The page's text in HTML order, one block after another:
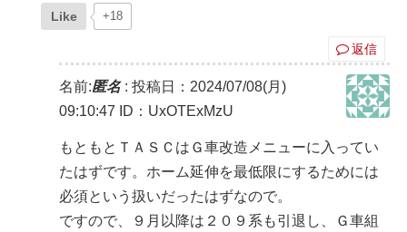
Like +18
返信
名前:匿名: 投稿日：2024/07/08(月)
09:10:47
ID：UxOTExMzU
もともとＴＡＳＣはＧ車改造メニューに入ってい
たはずです。ホーム延伸を最低限にするためには
必須という扱いだったはずなので。
ですので、９月以降は２０９系も引退し、Ｇ車組